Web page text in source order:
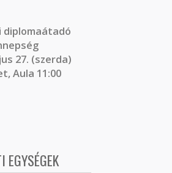
diplomaátadó
27. (szerda)
Aula 11:00
EGYSÉGEK